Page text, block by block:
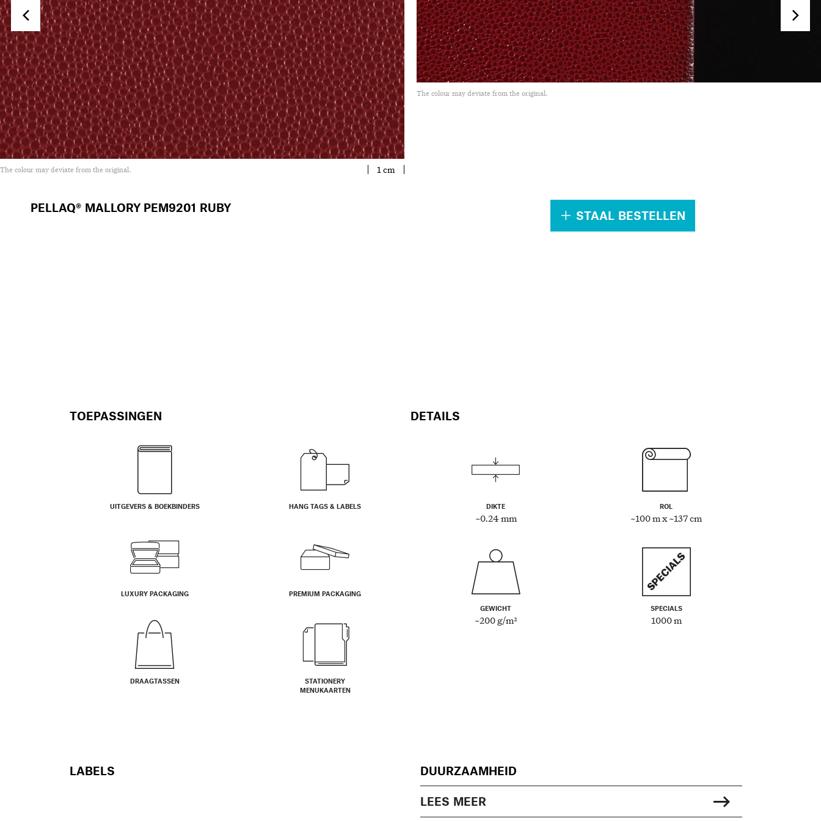
The colour may deviate from the original. 1 cm
The colour may deviate from the original.
PELLAQ® MALLORY PEM9201 RUBY
STAAL BESTELLEN
TOEPASSINGEN
UITGEVERS & BOEKBINDERS HANG TAGS & LABELS
LUXURY PACKAGING PREMIUM PACKAGING
DRAAGTASSEN
STATIONERY
MENUKAARTEN
DETAILS
DIKTE
~0.24 mm
ROL
~100 m x ~137 cm
GEWICHT
~200 g/m²
SPECIALS
1000 m
LABELS DUURZAAMHEID
LEES MEER